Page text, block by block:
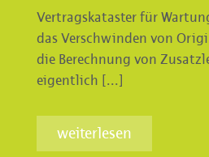
Vertragskataster für
das Verschwinden von
die Berechnung von
eigentlich [...]
weiterlesen